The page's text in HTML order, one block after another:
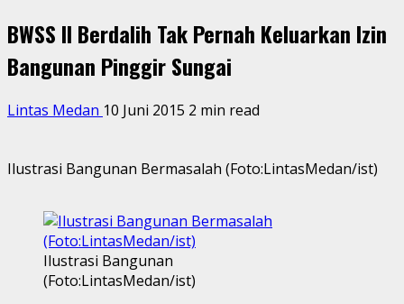
BWSS II Berdalih Tak Pernah Keluarkan Izin
Bangunan Pinggir Sungai
Lintas Medan 10 Juni 2015 2 min read
Ilustrasi Bangunan Bermasalah (Foto:LintasMedan/ist)
Ilustrasi Bangunan
(Foto:LintasMedan/ist)